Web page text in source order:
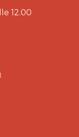
12.00